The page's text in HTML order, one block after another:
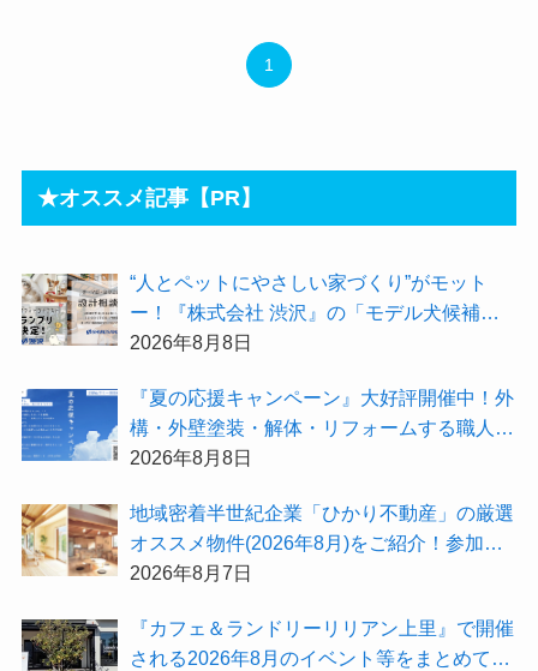
1
★オススメ記事【PR】
“人とペットにやさしい家づくり”がモット
ー！『株式会社 渋沢』の「モデル犬候補」
が選出されました★『テーマ別 住宅相談
2026年8月8日
『夏の応援キャンペーン』大好評開催中！外
構・外壁塗装・解体・リフォームする職人を
探すなら『街の職人さん.com』がオススメ
2026年8月8日
地域密着半世紀企業「ひかり不動産」の厳選
オススメ物件(2026年8月)をご紹介！参加費
無料『”木の家”新潟工場見学会』のご予約も
2026年8月7日
『カフェ＆ランドリーリリアン上里』で開催
される2026年8月のイベント等をまとめてご